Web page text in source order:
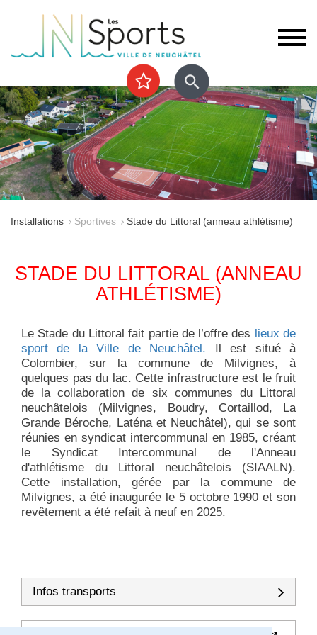
Installations Sportives Stade du Littoral (anneau athlétisme)
STADE DU LITTORAL (ANNEAU
ATHLÉTISME)
Le Stade du Littoral fait partie de l’offre des
lieux de
sport de la Ville de Neuchâtel. Il est situé à
Colombier, sur la commune de Milvignes, à
quelques pas du lac. Cette infrastructure est le fruit
de la collaboration de six communes du Littoral
neuchâtelois (Milvignes, Boudry, Cortaillod, La
Grande Béroche, Laténa et Neuchâtel), qui se sont
réunies en syndicat intercommunal en 1985, créant
le Syndicat Intercommunal de l'Anneau
d'athlétisme du Littoral neuchâtelois (SIAALN).
Cette installation, gérée par la commune de
Milvignes, a été inaugurée le 5 octobre 1990 et son
revêtement a été refait à neuf en 2025.
Infos transports